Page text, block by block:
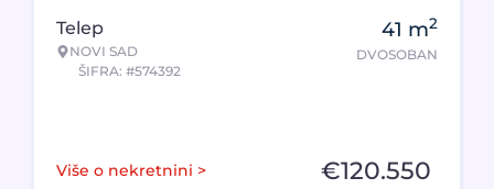
Telep
NOVI SAD
ŠIFRA: #574392
41 m2
DVOSOBAN
Više o nekretnini > €120.550